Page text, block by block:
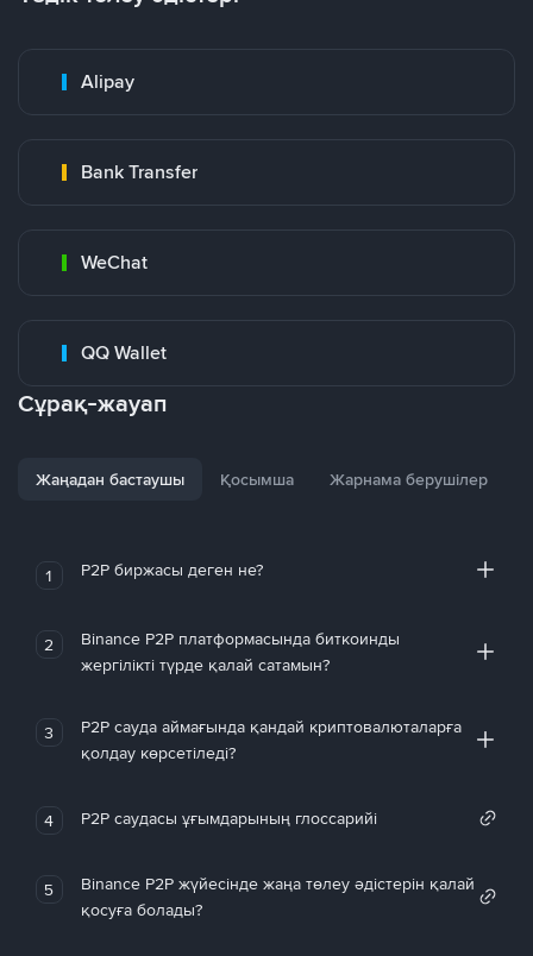
Alipay
Bank Transfer
WeChat
QQ Wallet
Сұрақ-жауап
Жаңадан бастаушы Қосымша Жарнама берушілер
1 P2P биржасы деген не?
2
Binance P2P платформасында биткоинды
жергілікті түрде қалай сатамын?
3
P2P сауда аймағында қандай криптовалюталарға
қолдау көрсетіледі?
4 P2P саудасы ұғымдарының глоссарийі
5
Binance P2P жүйесінде жаңа төлеу әдістерін қалай
қосуға болады?